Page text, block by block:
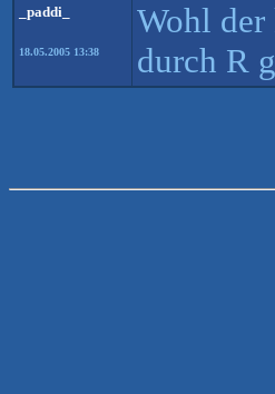
_paddi_
18.05.2005 13:38
Wohl der
durch R